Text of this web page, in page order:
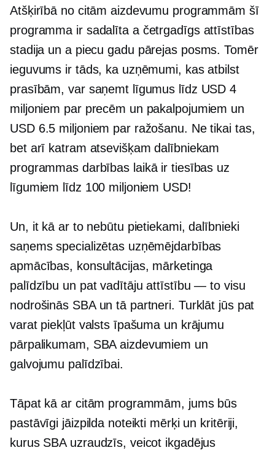
Atšķirībā no citām aizdevumu programmām šī
programma ir sadalīta a četrgadīgsattīstības
stadija un a piecu gadu pārejas posms. Tomēr
ieguvums ir tāds, ka uzņēmumi, kas atbilst
prasībām, var saņemt līgumus līdz USD 4
miljoniem par precēm un pakalpojumiem un
USD 6.5 miljoniem par ražošanu. Ne tikai tas,
bet arī katram atsevišķam dalībniekam
programmas darbības laikā ir tiesības uz
līgumiem līdz 100 miljoniem USD!
Un, it kā ar to nebūtu pietiekami, dalībnieki
saņems specializētas uzņēmējdarbības
apmācības, konsultācijas, mārketinga
palīdzību un pat vadītāju attīstību — to visu
nodrošinās SBA un tā partneri. Turklāt jūs pat
varat piekļūt valsts īpašuma un krājumu
pārpalikumam, SBA aizdevumiem un
galvojumu palīdzībai.
Tāpat kā ar citām programmām, jums būs
pastāvīgi jāizpilda noteikti mērķi un kritēriji,
kurus SBA uzraudzīs, veicot ikgadējus